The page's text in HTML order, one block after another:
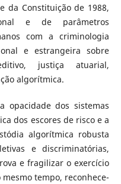
da Constituição de 1988,
e de parâmetros
com a criminologia
e estrangeira sobre
justiça atuarial,
algorítmica.
opacidade dos sistemas
dos escores de risco e a
algorítmica robusta
e discriminatórias,
e fragilizar o exercício
tempo, reconhece-